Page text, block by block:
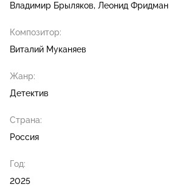
Владимир Брыляков Леонид Фридман
Композитор:
Виталий Муканяев
Жанр:
Детектив
Страна:
Россия
Год:
2025